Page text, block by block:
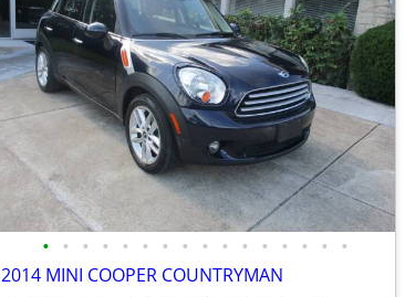
• • • • • • • • • • • • • • • •
2014 MINI COOPER COUNTRYMAN